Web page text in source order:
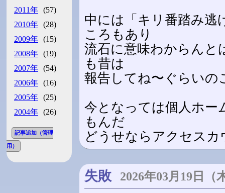
2011年 (57)
2010年 (28)
2009年 (15)
2008年 (19)
2007年 (54)
2006年 (16)
2005年 (25)
2004年 (26)
記事追加（管理
用）
中には「キリ番踏み逃
ころもあり
流石に意味わからんと
も昔は
報告してね〜ぐらいの
今となっては個人ホー
もんだ
どうせならアクセス
失敗 2026年03月19日（